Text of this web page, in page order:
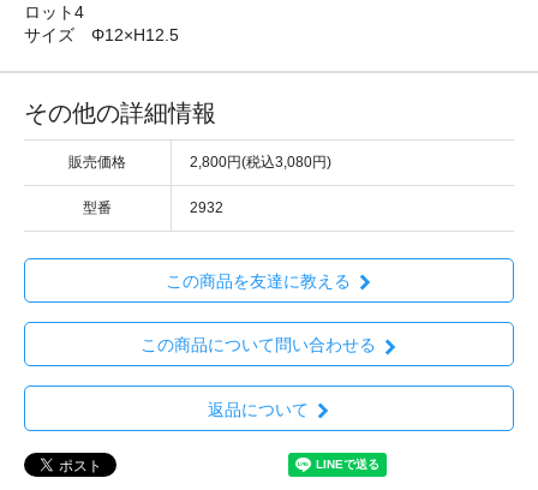
ロット4
サイズ Φ12×H12.5
その他の詳細情報
販売価格 2,800円(税込3,080円)
型番 2932
この商品を友達に教える
この商品について問い合わせる
返品について